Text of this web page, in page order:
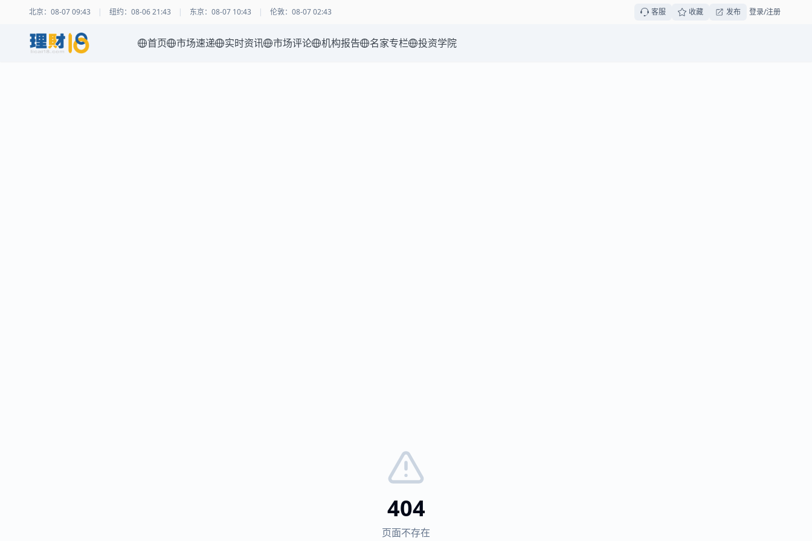
北京： 08-07 09:43 | 纽约： 08-06 21:43 | 东京： 08-07 10:43 | 伦敦： 08-07 02:43 客服 收藏 发布 登录/注册
首页 市场速递 实时资讯 市场评论 机构报告 名家专栏 投资学院
404
页面不存在